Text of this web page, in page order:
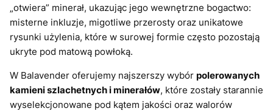
„otwiera” minerał, ukazując jego wewnętrzne bogactwo:
misterne inkluzje, migotliwe przerosty oraz unikatowe
rysunki użylenia, które w surowej formie często pozostają
ukryte pod matową powłoką.
W Balavender oferujemy najszerszy wybór polerowanych
kamieni szlachetnych i minerałów, które zostały starannie
wyselekcjonowane pod kątem jakości oraz walorów